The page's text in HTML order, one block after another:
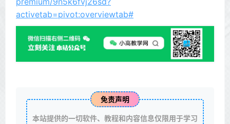
activetab=pivot:overviewtab#
免责声明
本站提供的一切软件、教程和内容信息仅限用于学习